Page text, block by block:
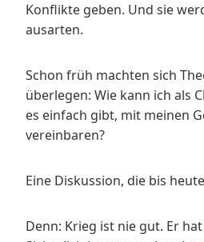
Konflikte geben. Und sie
ausarten.
Schon früh machten sich
überlegen: Wie kann ich als
es einfach gibt, mit meinen
vereinbaren?
Eine Diskussion, die bis
Denn: Krieg ist nie gut. Er